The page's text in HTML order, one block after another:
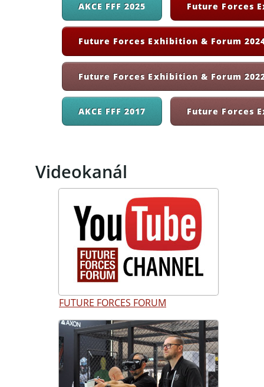
AKCE FFF 2025 Future Forces
Future Forces Exhibition & Forum
Future Forces Exhibition & Forum
AKCE FFF 2017 Future Forces
Videokanál
FUTURE FORCES FORUM